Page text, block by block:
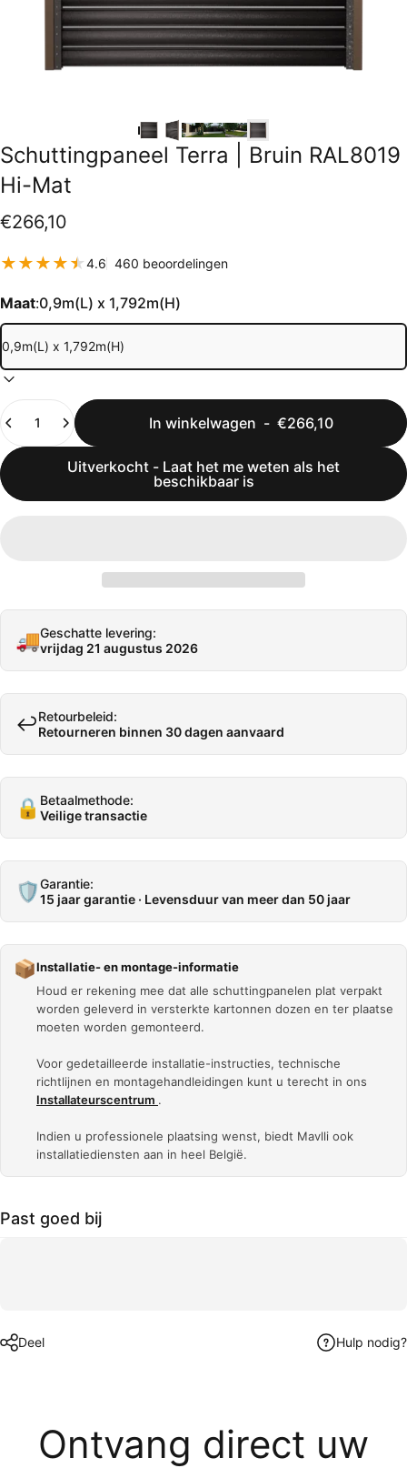
Schuttingpaneel Terra Bruin RAL8019
Hi-Mat
€266,10
4.6 460 beoordelingen460 totaal aantal
Maat:0,9m(L) x 1,792m(H)
Hoeveelheid
In winkelwagen - €266,10
Uitverkocht - Laat het me weten als het
beschikbaar is
🚚Geschatte levering:
vrijdag 21 augustus 2026
↩️Retourbeleid:
Retourneren binnen 30 dagen aanvaard
🔒 Betaalmethode:
Veilige transactie
🛡️Garantie:
15 jaar garantie · Levensduur van meer dan 50 jaar
📦Installatie- en montage-informatie
Houd er rekening mee dat alle schuttingpanelen plat verpakt
worden geleverd in versterkte kartonnen dozen en ter plaatse
moeten worden gemonteerd.
Voor gedetailleerde installatie-instructies, technische
richtlijnen en montagehandleidingen kunt u terecht in ons
Installateurscentrum .
Indien u professionele plaatsing wenst, biedt Mavlli ook
installatiediensten aan in heel België.
Past goed bij
Deel Hulp nodig?
Ontvang direct uw